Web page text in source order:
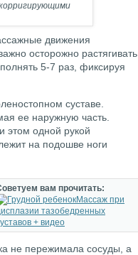
движения
осторожно растягивать
5-7 раз, фиксируя
суставе.
ее наружную часть.
этом одной рукой
на подошве ноги
вам прочитать:
Массаж при
тазобедренных
+ видео
не пережимала сосуды, а